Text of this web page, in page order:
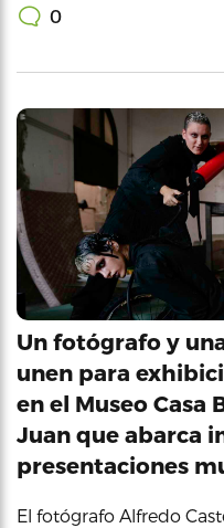
0
Un fotógrafo y
unen para
en el Museo Casa
Juan que abarca
presentaciones
El fotógrafo Alfredo